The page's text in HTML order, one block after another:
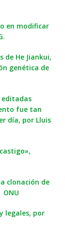
en modificar
de He Jiankui,
genética de
editadas
fue tan
día, por Lluis
clonación de
legales, por